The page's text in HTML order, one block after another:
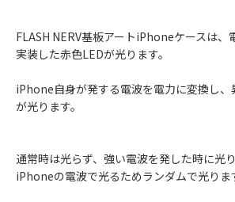
FLASH NERV基板アートiPhoneケースは、
実装した赤色LEDが光ります。
iPhone自身が発する電波を電力に変換し、
が光ります。
通常時は光らず、強い電波を発した時に光り
iPhoneの電波で光るためランダムで光りま